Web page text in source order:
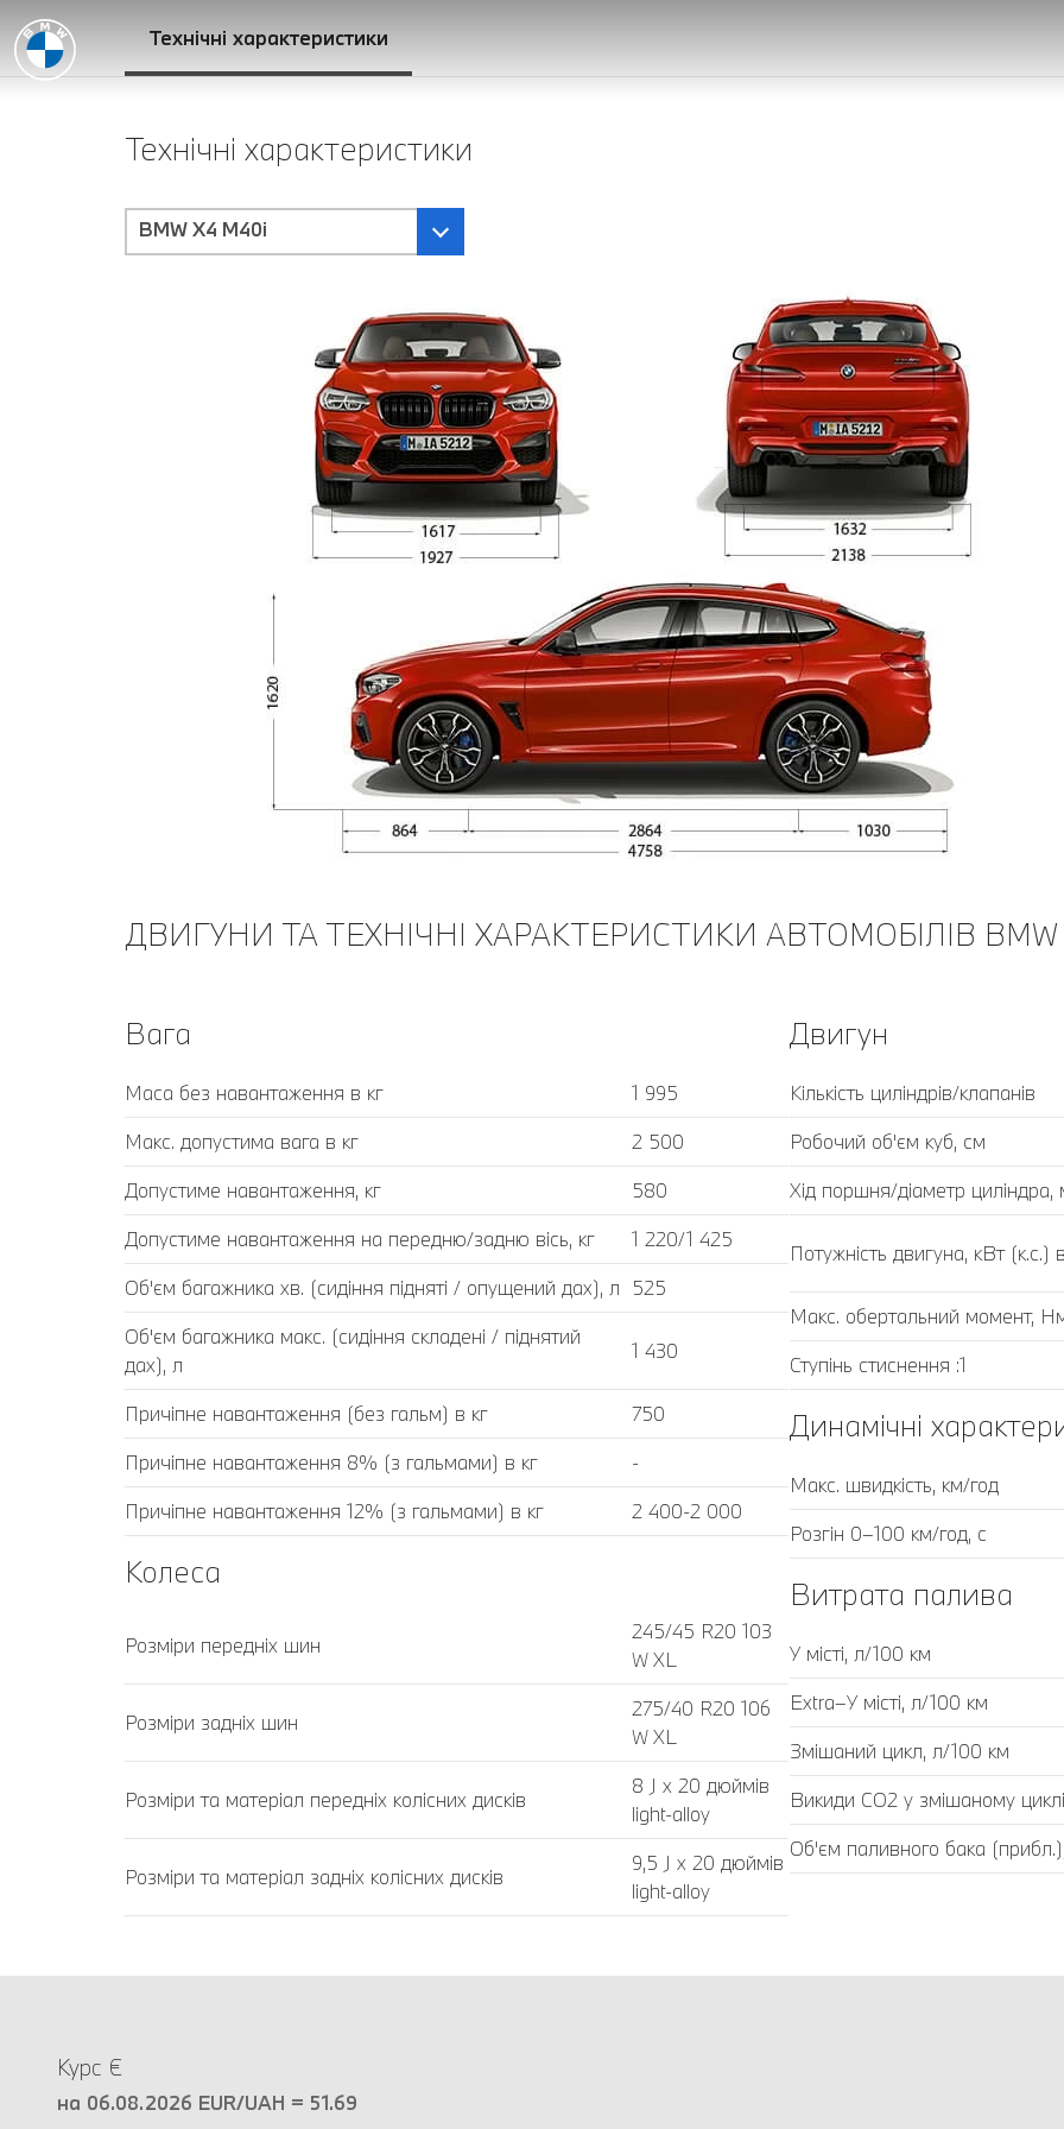
Технічні характеристики
Технічні характеристики
BMW X4 M40i
ДВИГУНИ ТА ТЕХНІЧНІ ХАРАКТЕРИСТИКИ АВТОМОБІЛІВ BMW
Вага
Маса без навантаження в кг
1 995
Макс. допустима вага в кг
2 500
Допустиме навантаження, кг
580
Допустиме навантаження на передню/задню вісь, кг
1 220/1 425
Об'єм багажника хв. (сидіння підняті / опущений дах), л
525
Об'єм багажника макс. (сидіння складені / піднятий
дах), л
1 430
Причіпне навантаження (без гальм) в кг
750
Причіпне навантаження 8% (з гальмами) в кг
-
Причіпне навантаження 12% (з гальмами) в кг
2 400-2 000
Колеса
Розміри передніх шин
245/45 R20 103
W XL
Розміри задніх шин
275/40 R20 106
W XL
Розміри та матеріал передніх колісних дисків
8 J x 20 дюймів
light-alloy
Розміри та матеріал задніх колісних дисків
9,5 J x 20 дюймів
light-alloy
Двигун
Кількість циліндрів/клапанів
Робочий об'єм куб, cм
Хід поршня/діаметр циліндра,
Потужність двигуна, кВт (к.с.)
Макс. обертальний момент,
Ступінь стиснення :1
Динамічні
Макс. швидкість, км/год
Розгін 0–100 км/год, с
Витрата палива
У місті, л/100 км
Extra–У місті, л/100 км
Змішаний цикл, л/100 км
Викиди CO2 у змішаному
Об'єм паливного бака
Курс €
на 06.08.2026 EUR/UAH = 51.69